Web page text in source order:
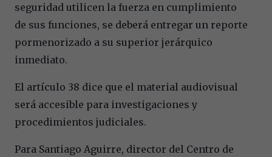
seguridad utilicen la fuerza en cumplimiento
de sus funciones, se deberá entregar un reporte
pormenorizado a su superior jerárquico
inmediato.
El artículo 38 dice que el material audiovisual
será accesible para investigaciones y
procedimientos judiciales.
Para Santiago Aguirre, director del Centro de